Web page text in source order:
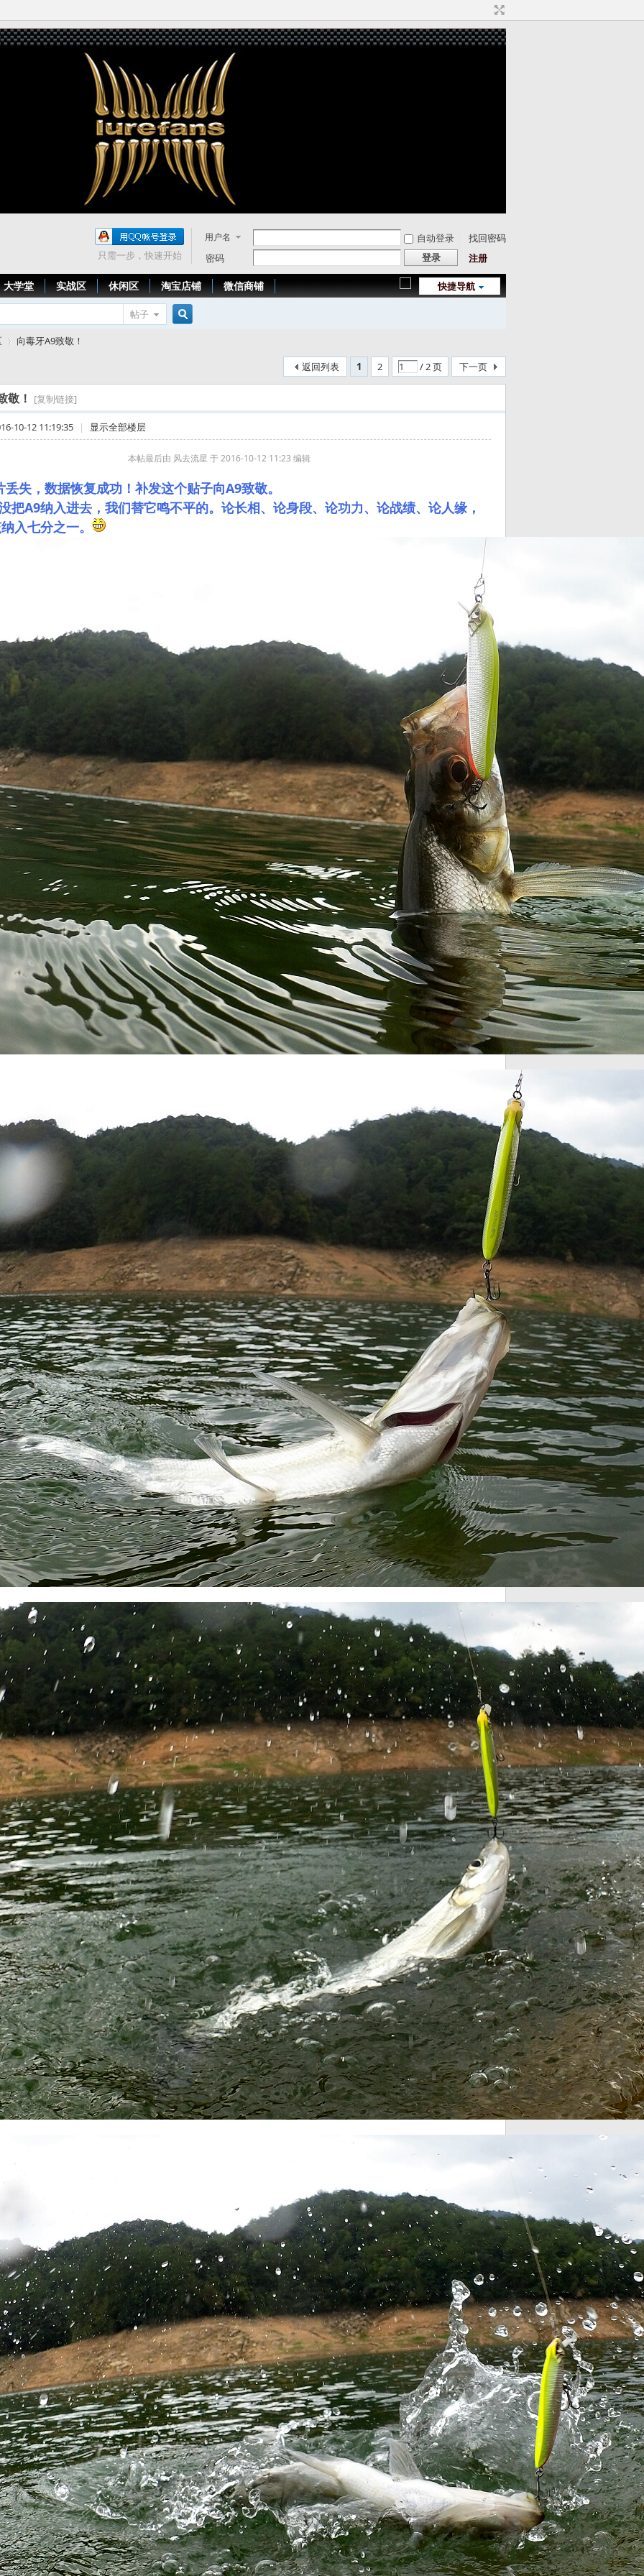
用户名 自动登录
找回密码
密码
登录 注册
只需一步，快速开始
快捷导航
大学堂 实战区 休闲区 淘宝店铺 微信商铺
帖子
›
向毒牙A9致敬！
1
2 / 2 页 下一页
返回列表
敬！ [复制链接]
10-12 11:19:35 | 显示全部楼层
本帖最后由 风去流星 于 2016-10-12 11:23 编辑
丢失，数据恢复成功！补发这个贴子向A9致敬。
把A9纳入进去，我们替它鸣不平的。论长相、论身段、论功力、论战绩、论人缘，
入七分之一。